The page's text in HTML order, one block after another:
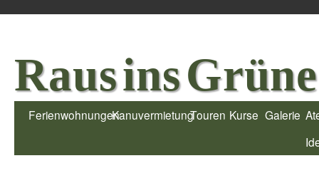
Raus ins Grüne
FerienwohnungenKanuvermietungTouren Kurse Galerie